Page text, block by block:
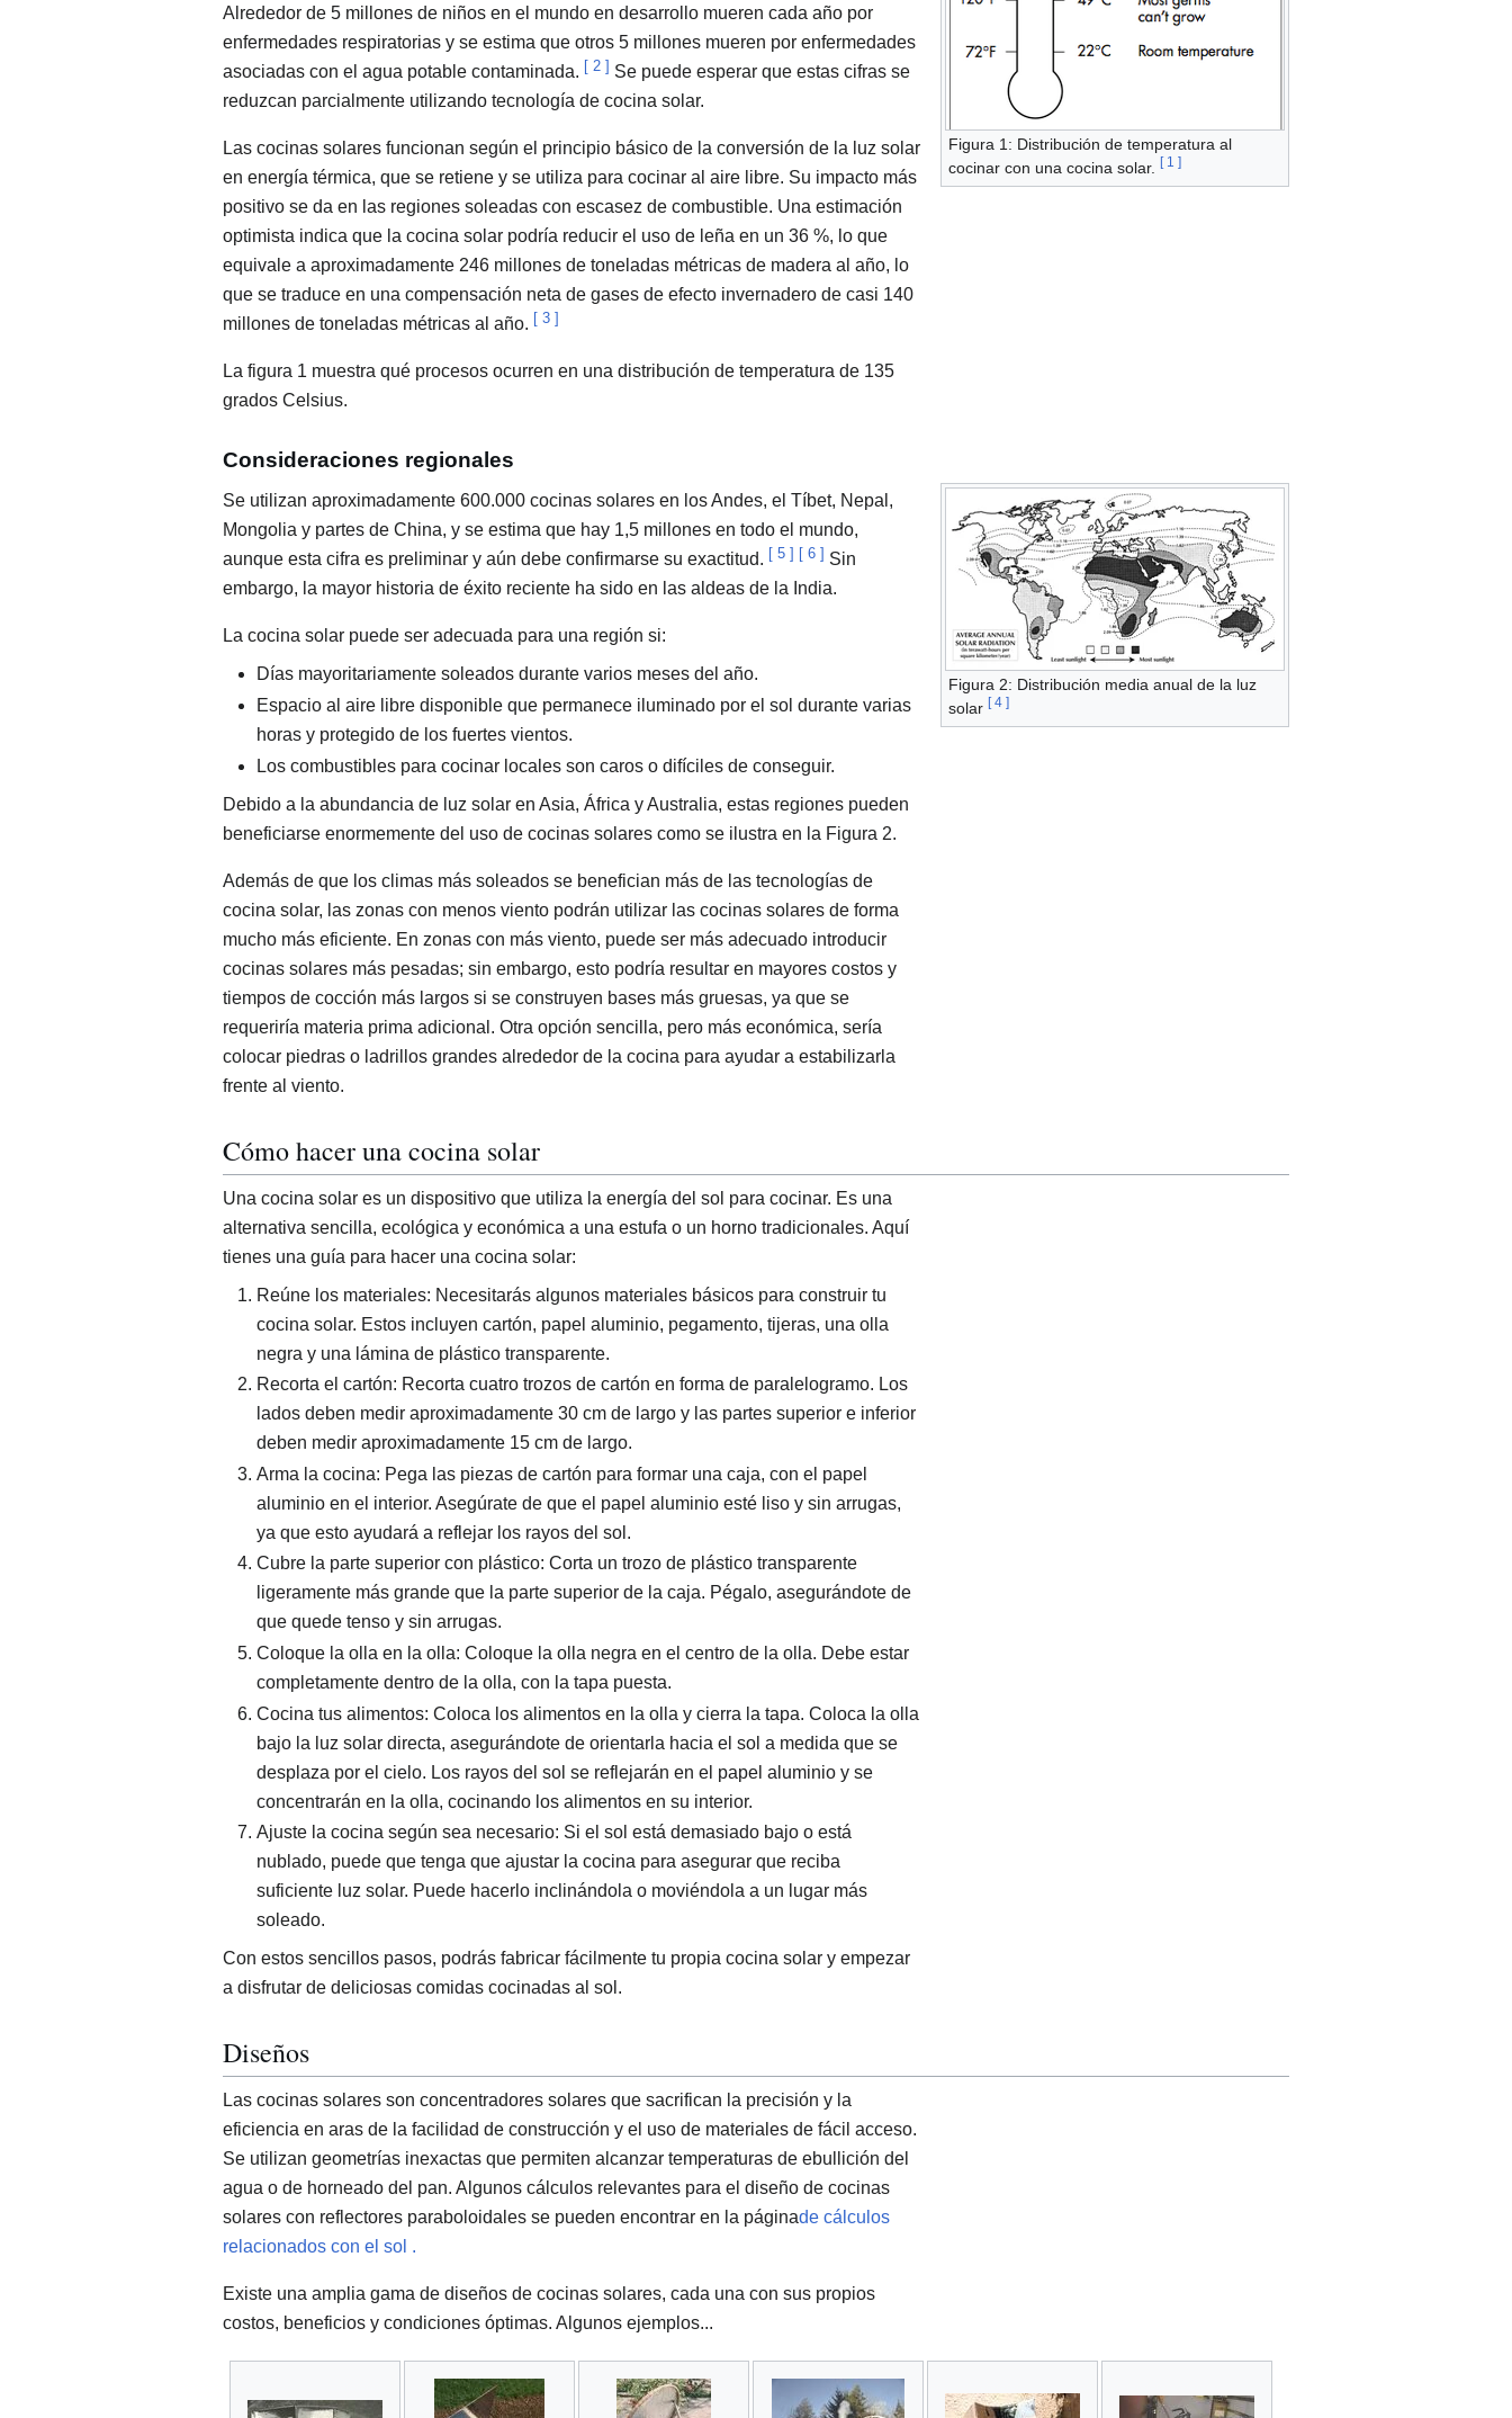
Figura 1: Distribución de temperatura al
cocinar con una cocina solar.
[1 ]
Alrededor de 5 millones de niños en el mundo en desarrollo mueren cada año por
enfermedades respiratorias y se estima que otros 5 millones mueren por enfermedades
asociadas con el agua potable contaminada. [ 2 ] Se puede esperar que estas cifras se
reduzcan parcialmente utilizando tecnología de cocina solar.
Las cocinas solares funcionan según el principio básico de la conversión de la luz solar
en energía térmica, que se retiene y se utiliza para cocinar al aire libre. Su impacto más
positivo se da en las regiones soleadas con escasez de combustible. Una estimación
optimista indica que la cocina solar podría reducir el uso de leña en un 36 %, lo que
equivale a aproximadamente 246 millones de toneladas métricas de madera al año, lo
que se traduce en una compensación neta de gases de efecto invernadero de casi 140
millones de toneladas métricas al año. [ 3 ]
La figura 1 muestra qué procesos ocurren en una distribución de temperatura de 135
grados Celsius.
Consideraciones regionales
Figura 2: Distribución media anual de la luz
solar [4 ]
Se utilizan aproximadamente 600.000 cocinas solares en los Andes, el Tíbet, Nepal,
Mongolia y partes de China, y se estima que hay 1,5 millones en todo el mundo,
aunque esta cifra es preliminar y aún debe confirmarse su exactitud. [ 5 ] [ 6 ] Sin
embargo, la mayor historia de éxito reciente ha sido en las aldeas de la India.
La cocina solar puede ser adecuada para una región si:
Días mayoritariamente soleados durante varios meses del año.
Espacio al aire libre disponible que permanece iluminado por el sol durante varias
horas y protegido de los fuertes vientos.
Los combustibles para cocinar locales son caros o difíciles de conseguir.
Debido a la abundancia de luz solar en Asia, África y Australia, estas regiones pueden
beneficiarse enormemente del uso de cocinas solares como se ilustra en la Figura 2.
Además de que los climas más soleados se benefician más de las tecnologías de
cocina solar, las zonas con menos viento podrán utilizar las cocinas solares de forma
mucho más eficiente. En zonas con más viento, puede ser más adecuado introducir
cocinas solares más pesadas; sin embargo, esto podría resultar en mayores costos y
tiempos de cocción más largos si se construyen bases más gruesas, ya que se
requeriría materia prima adicional. Otra opción sencilla, pero más económica, sería
colocar piedras o ladrillos grandes alrededor de la cocina para ayudar a estabilizarla
frente al viento.
Cómo hacer una cocina solar
Una cocina solar es un dispositivo que utiliza la energía del sol para cocinar. Es una
alternativa sencilla, ecológica y económica a una estufa o un horno tradicionales. Aquí
tienes una guía para hacer una cocina solar:
Reúne los materiales: Necesitarás algunos materiales básicos para construir tu
cocina solar. Estos incluyen cartón, papel aluminio, pegamento, tijeras, una olla
negra y una lámina de plástico transparente.
Recorta el cartón: Recorta cuatro trozos de cartón en forma de paralelogramo. Los
lados deben medir aproximadamente 30 cm de largo y las partes superior e inferior
deben medir aproximadamente 15 cm de largo.
Arma la cocina: Pega las piezas de cartón para formar una caja, con el papel
aluminio en el interior. Asegúrate de que el papel aluminio esté liso y sin arrugas,
ya que esto ayudará a reflejar los rayos del sol.
Cubre la parte superior con plástico: Corta un trozo de plástico transparente
ligeramente más grande que la parte superior de la caja. Pégalo, asegurándote de
que quede tenso y sin arrugas.
Coloque la olla en la olla: Coloque la olla negra en el centro de la olla. Debe estar
completamente dentro de la olla, con la tapa puesta.
Cocina tus alimentos: Coloca los alimentos en la olla y cierra la tapa. Coloca la olla
bajo la luz solar directa, asegurándote de orientarla hacia el sol a medida que se
desplaza por el cielo. Los rayos del sol se reflejarán en el papel aluminio y se
concentrarán en la olla, cocinando los alimentos en su interior.
Ajuste la cocina según sea necesario: Si el sol está demasiado bajo o está
nublado, puede que tenga que ajustar la cocina para asegurar que reciba
suficiente luz solar. Puede hacerlo inclinándola o moviéndola a un lugar más
soleado.
Con estos sencillos pasos, podrás fabricar fácilmente tu propia cocina solar y empezar
a disfrutar de deliciosas comidas cocinadas al sol.
Diseños
Las cocinas solares son concentradores solares que sacrifican la precisión y la
eficiencia en aras de la facilidad de construcción y el uso de materiales de fácil acceso.
Se utilizan geometrías inexactas que permiten alcanzar temperaturas de ebullición del
agua o de horneado del pan. Algunos cálculos relevantes para el diseño de cocinas
solares con reflectores paraboloidales se pueden encontrar en la páginade cálculos
relacionados con el sol .
Existe una amplia gama de diseños de cocinas solares, cada una con sus propios
costos, beneficios y condiciones óptimas. Algunos ejemplos...